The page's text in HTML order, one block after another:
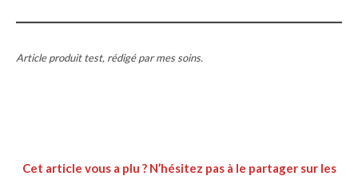
Article produit test, rédigé par mes soins.
Cet article vous a plu ? N’hésitez pas à le partager sur les